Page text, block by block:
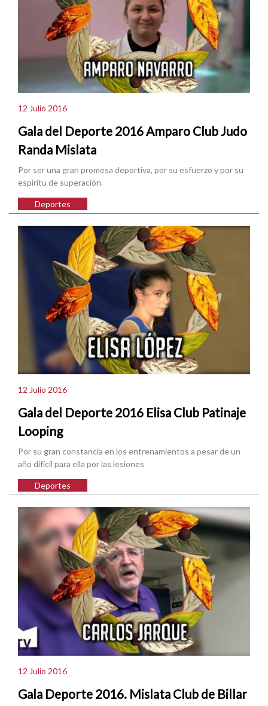
12 Julio 2016
Gala del Deporte 2016 Amparo Club Judo
Randa Mislata
Por ser una gran promesa deportiva, por su esfuerzo y por su
espíritu de superación.
Deportes
12 Julio 2016
Gala del Deporte 2016 Elisa Club Patinaje
Looping
Por su gran constancia en los entrenamientos a pesar de un
año difícil para ella por las lesiones
Deportes
12 Julio 2016
Gala Deporte 2016. Mislata Club de Billar